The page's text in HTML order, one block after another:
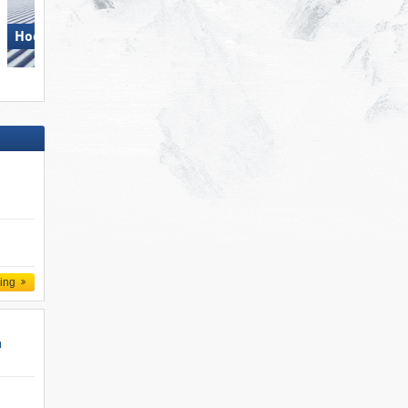
Hochkönig Dolomites Val Gardena/​Gröden